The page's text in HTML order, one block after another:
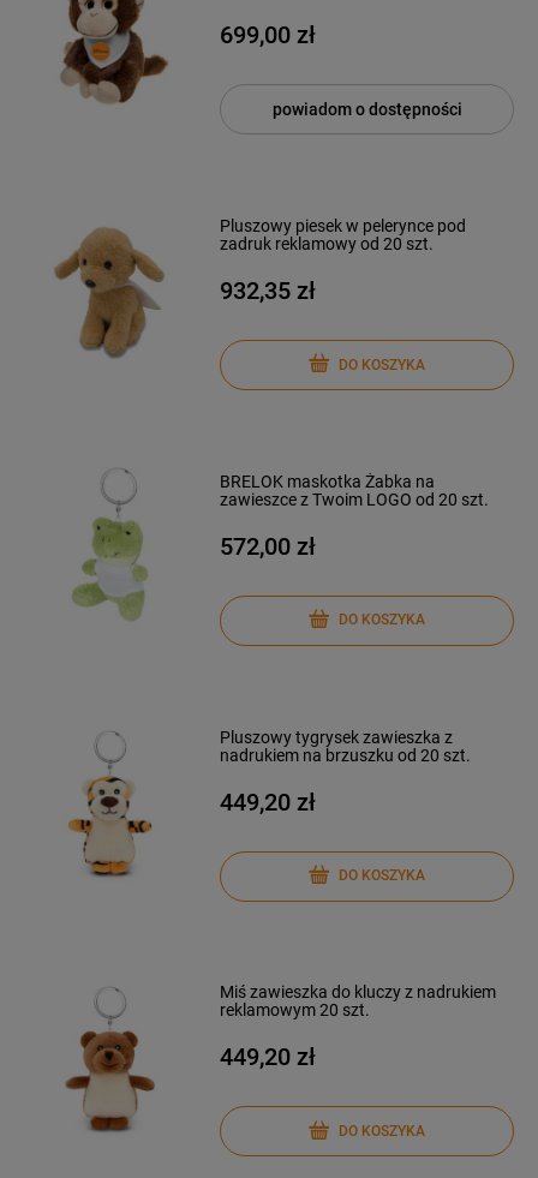
699,00 zł
powiadom o dostępności
Pluszowy piesek w pelerynce pod
zadruk reklamowy od 20 szt.
932,35 zł
DO KOSZYKA
BRELOK maskotka Żabka na
zawieszce z Twoim LOGO od 20 szt.
572,00 zł
DO KOSZYKA
Pluszowy tygrysek zawieszka z
nadrukiem na brzuszku od 20 szt.
449,20 zł
DO KOSZYKA
Miś zawieszka do kluczy z nadrukiem
reklamowym 20 szt.
449,20 zł
DO KOSZYKA